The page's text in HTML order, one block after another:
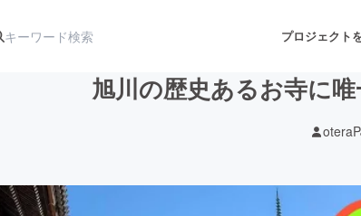
プロジェクト
旭川の歴史あるお寺に